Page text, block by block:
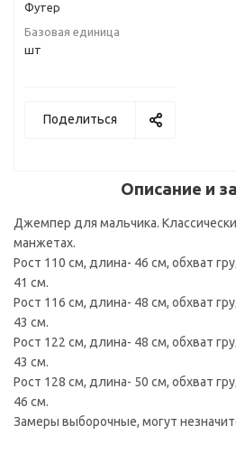
Футер
Базовая единица
шт
Поделиться
Описание и
Джемпер для мальчика.
манжетах.
Рост 110 см, длина- 46 см, обхват
41 см.
Рост 116 см, длина- 48 см, обхват
43 см.
Рост 122 см, длина- 48 см, обхват
43 см.
Рост 128 см, длина- 50 см, обхват
46 см.
Замеры выборочные, могут